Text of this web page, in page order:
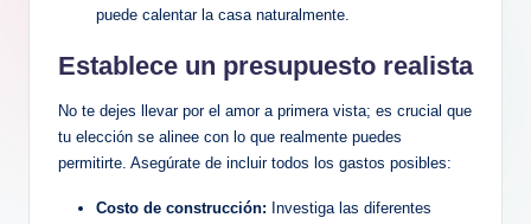
puede calentar la casa naturalmente.
Establece un presupuesto realista
No te dejes llevar por el amor a primera vista; es crucial que
tu elección se alinee con lo que realmente puedes
permitirte. Asegúrate de incluir todos los gastos posibles:
Costo de construcción: Investiga las diferentes